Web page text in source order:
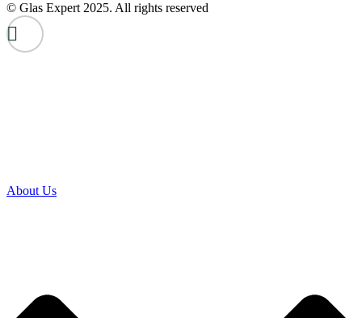
© Glas Expert 2025. All rights reserved
About Us